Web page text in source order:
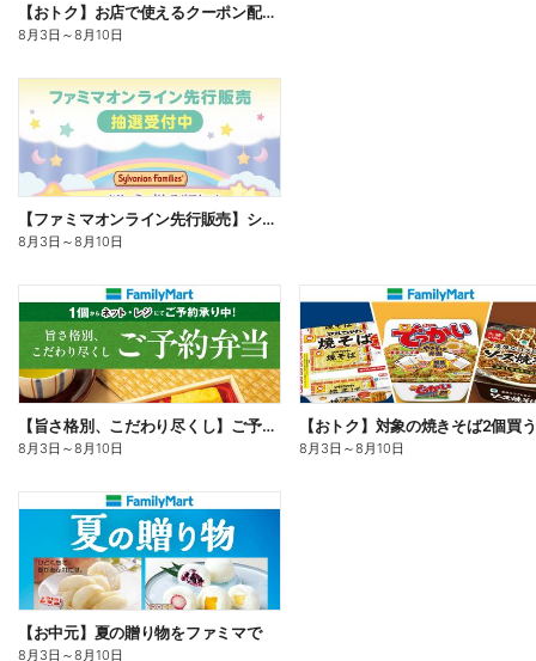
【おトク】お店で使えるクーポン配信中
8月3日 ～8月10日
【ファミマオンライン先行販売】シルバニアファミリー
8月3日 ～8月10日
【旨さ格別、こだわり尽くし】ご予約弁当
8月3日 ～8月10日 8月3日 ～8月10日
【お中元】夏の贈り物をファミマで
8月3日 ～8月10日